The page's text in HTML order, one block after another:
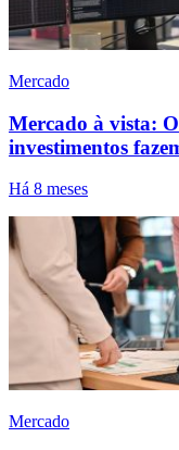
Mercado
Mercado à vista:
investimentos
Há 8 meses
Mercado